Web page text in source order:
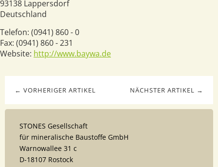
93138 Lappersdorf
Deutschland
Telefon: (0941) 860 - 0
Fax: (0941) 860 - 231
Website: http://www.baywa.de
NÄCHSTER ARTIKEL →
← VORHERIGER ARTIKEL
STONES Gesellschaft
für mineralische Baustoffe GmbH
Warnowallee 31 c
D-18107 Rostock